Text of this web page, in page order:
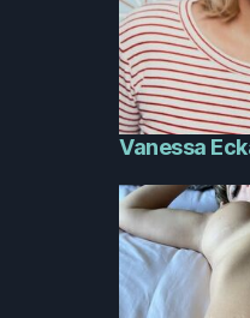
Vanessa